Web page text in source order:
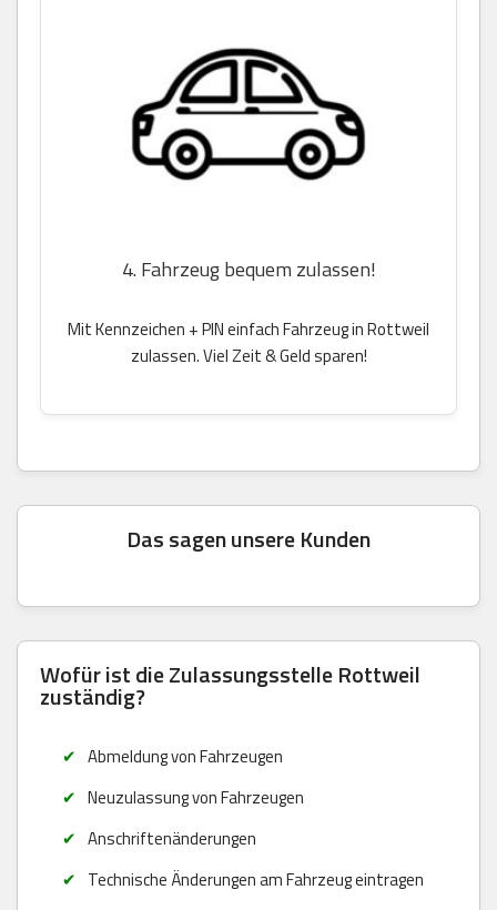
4. Fahrzeug bequem zulassen!
Mit Kennzeichen + PIN einfach Fahrzeug in Rottweil
zulassen. Viel Zeit & Geld sparen!
Das sagen unsere Kunden
Wofür ist die Zulassungsstelle Rottweil
zuständig?
Abmeldung von Fahrzeugen
Neuzulassung von Fahrzeugen
Anschriftenänderungen
Technische Änderungen am Fahrzeug eintragen